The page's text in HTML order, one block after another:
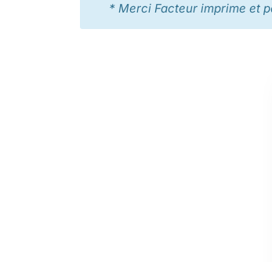
* Merci Facteur imprime et